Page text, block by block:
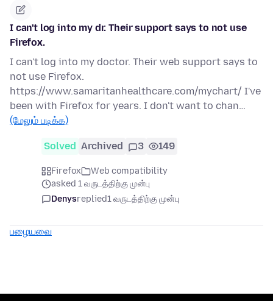
I can't log into my dr. Their support says to not use
Firefox.
I can't log into my doctor. Their web support says to
not use Firefox.
https://www.samaritanhealthcare.com/mychart/ I've
been with Firefox for years. I don't want to chan…
(மேலும் படிக்க)
Solved Archived 3 149
Firefox
Web compatibility
asked 1 வருடத்திற்கு முன்பு
Denysreplied1 வருடத்திற்கு முன்பு
பழையவை